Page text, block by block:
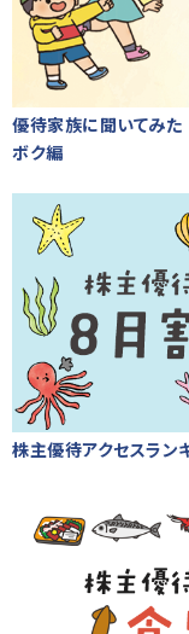
優待家族に聞いてみ
ボク編
株主優待アクセスラ